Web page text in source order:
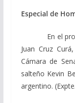
Especial de
En el
Juan Cruz
Cámara de
salteño Kevin
argentino.